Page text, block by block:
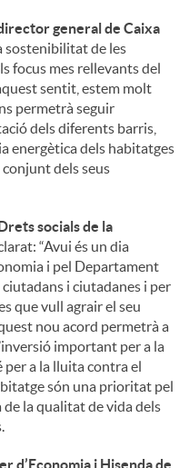
general de Caixa
sostenibilitat de les
focus mes rellevants del
sentit, estem molt
permetrà seguir
dels diferents barris,
energètica dels habitatges
dels seus
socials de la
“Avui és un dia
i pel Departament
i ciutadanes i per
que vull agrair el seu
nou acord permetrà a
important per a la
a la lluita contra el
són una prioritat pel
la qualitat de vida dels